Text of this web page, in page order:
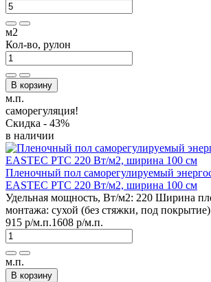
м2
Кол-во, рулон
В корзину
м.п.
саморегуляция!
Скидка - 43%
в наличии
Пленочный пол саморегулируемый
EASTEC PTC 220 Вт/м2, ширина 100 см
Удельная мощность, Вт/м2: 220 Ширина
монтажа: сухой (без стяжки, под покрытие)
915 р/м.п.1608 р/м.п.
м.п.
В корзину